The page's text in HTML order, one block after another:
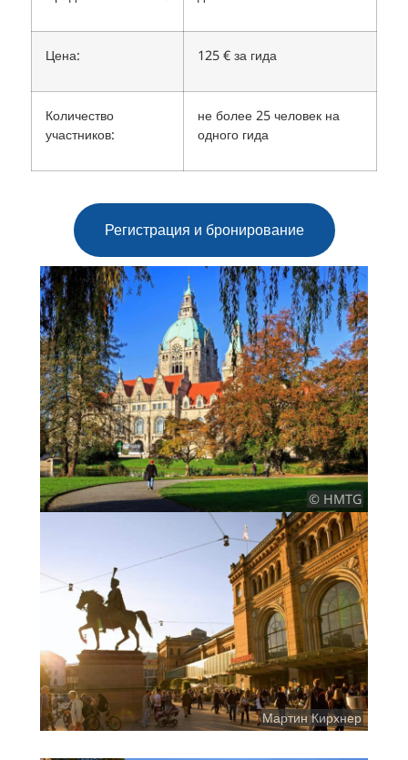
Цена: 125 € за гида
Количество
участников:
не более 25 человек на
одного гида
Регистрация и бронирование
© HMTG
Мартин Кирхнер